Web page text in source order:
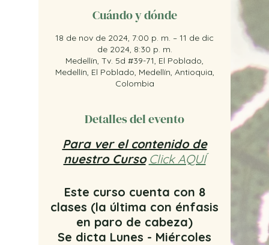
Cuándo y dónde
18 de nov de 2024, 7:00 p. m. – 11 de dic
de 2024, 8:30 p. m.
Medellín, Tv. 5d #39-71, El Poblado,
Medellín, El Poblado, Medellín, Antioquia,
Colombia
Detalles del evento
Para ver el contenido de
nuestro Curso Click AQUÍ
Este curso cuenta con 8
clases (la última con énfasis
en paro de cabeza)
Se dicta Lunes - Miércoles